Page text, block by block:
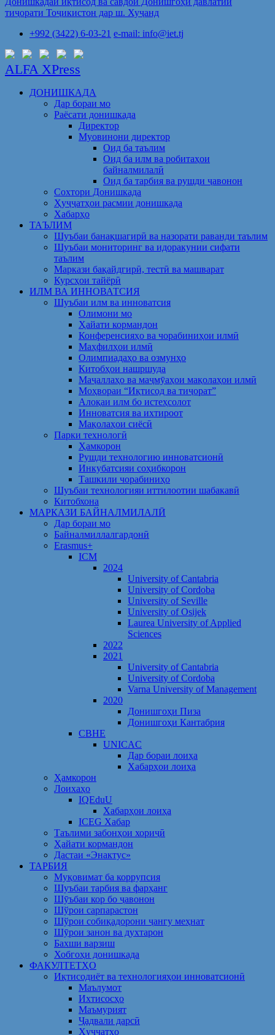
тиҷорати Тоҷикистон дар ш. Хуҷанд
+992 (3422) 6-03-21 e-mail: info@iet.tj
ALFA XPress
ДОНИШКАДА
Дар бораи мо
Раёсати донишкада
Директор
Муовинони директор
Оид ба таълим
Оид ба илм ва робитаҳои
байналмилалӣ
Оид ба тарбия ва рушди ҷавонон
Сохтори Донишкада
Ҳуҷҷатҳои расмии донишкада
Хабарҳо
ТАЪЛИМ
Шуъбаи банақшагирӣ ва назорати раванди таълим
Шуъбаи мониторинг ва идоракунии сифати
таълим
Маркази бақайдгирӣ, тестӣ ва машварат
Курсҳои тайёрӣ
ИЛМ ВА ИННОВАТСИЯ
Шуъбаи илм ва инноватсия
Олимони мо
Ҳайати кормандон
Конференсияҳо ва чорабиниҳои илмӣ
Маҳфилҳои илмӣ
Олимпиадаҳо ва озмунҳо
Китобҳои нашршуда
Маҷаллаҳо ва маҷмӯаҳои мақолаҳои илмӣ
Моҳвораи “Иқтисод ва тиҷорат”
Алоқаи илм бо истеҳсолот
Инноватсия ва ихтироот
Мақолаҳои сиёсӣ
Парки технологӣ
Ҳамкорон
Рушди технологию инноватсионӣ
Инкубатсияи соҳибкорон
Ташкили чорабиниҳо
Шуъбаи технологияи иттилоотии шабакавӣ
Китобхона
МАРКАЗИ БАЙНАЛМИЛАЛӢ
Дар бораи мо
Байналмиллалгардонӣ
Erasmus+
ICM
2024
University of Cantabria
University of Cordoba
University of Seville
University of Osijek
Laurea University of Applied
Sciences
2022
2021
University of Cantabria
University of Cordoba
Varna University of Management
2020
Донишгоҳи Пиза
Донишгоҳи Кантабрия
CBHE
UNICAC
Дар бораи лоиҳа
Хабарҳои лоиҳа
Ҳамкорон
Лоихаҳо
IQEduU
Хабарҳои лоиҳа
ICEG Хабар
Таълими забонҳои хориҷӣ
Ҳайати кормандон
Дастаи «Энактус»
ТАРБИЯ
Муқовимат ба коррупсия
Шуъбаи тарбия ва фарҳанг
Шӯъбаи кор бо ҷавонон
Шўрои сарпарастон
Шўрои собиқадорони ҷангу меҳнат
Шӯрои занон ва духтарон
Бахши варзиш
Хобгоҳи донишкада
ФАКУЛТЕТҲО
Иқтисодиёт ва технологияҳои инноватсионӣ
Маълумот
Ихтисосҳо
Маъмурият
Ҷадвали дарсӣ
Ҳуҷҷатҳо